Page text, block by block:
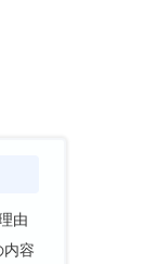
由
内容